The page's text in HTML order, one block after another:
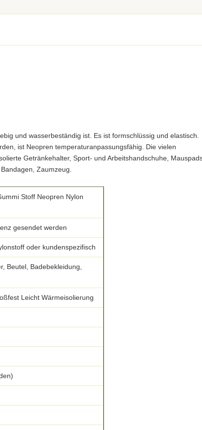
und wasserbeständig ist. Es ist formschlüssig und elastisch.
ist Neopren temperaturanpassungsfähig. Die vielen
Getränkehalter, Sport- und Arbeitshandschuhe,
Zaumzeug.
Stoff Neopren Nylon
gesendet werden
oder kundenspezifisch
Beutel, Badebekleidung,
Leicht Wärmeisolierung